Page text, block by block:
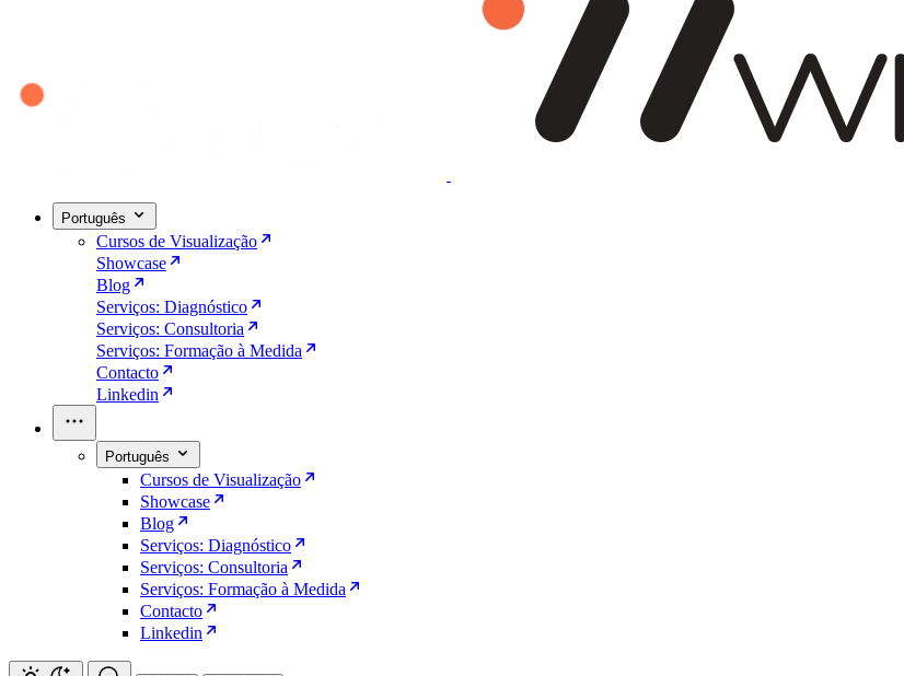
Português
Cursos de Visualização
Showcase
Blog
Serviços: Diagnóstico
Serviços: Consultoria
Serviços: Formação à Medida
Contacto
Linkedin
Português
Cursos de Visualização
Showcase
Blog
Serviços: Diagnóstico
Serviços: Consultoria
Serviços: Formação à Medida
Contacto
Linkedin